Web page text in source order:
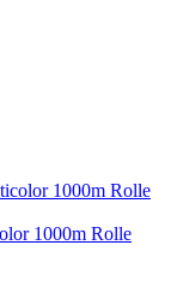
1000m Rolle